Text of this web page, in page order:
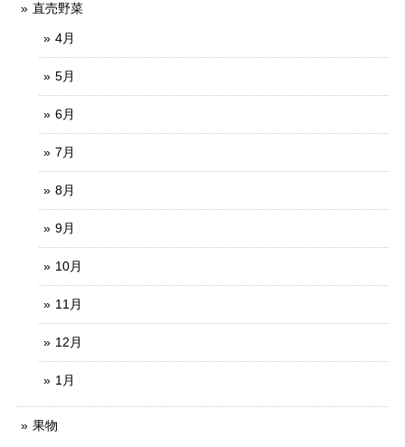
直売野菜
4月
5月
6月
7月
8月
9月
10月
11月
12月
1月
果物